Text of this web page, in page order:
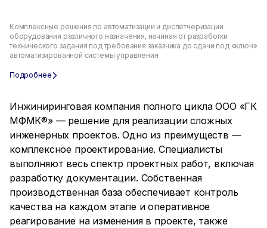
Комплексные решения по автоматизации и диспетчеризации
оборудования различного назначения, начиная от разработки
технического задания под требования заказчика до сдачи под «ключ»
автоматизированной системы управления
Инжиниринговая компания полного цикла ООО «ГК
МФМК®» — решение для реализации сложных
инженерных проектов. Одно из преимуществ —
комплексное проектирование. Специалисты
выполняют весь спектр проектных работ, включая
разработку документации. Собственная
производственная база обеспечивает контроль
качества на каждом этапе и оперативное
реагирование на изменения в проекте, также